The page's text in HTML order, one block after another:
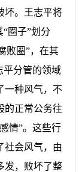
坏。王志平将
圈子”划分
败圈”，在其
平分管的领域
一种风气，不
的正常公务往
情”。这些行
社会风气，由
发，败坏了整